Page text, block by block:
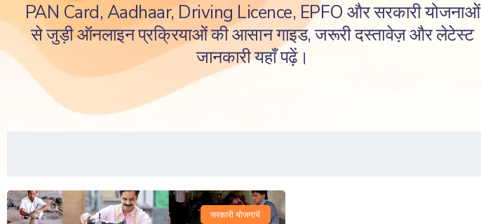
PAN Card, Aadhaar, Driving Licence, EPFO और सरकारी योजनाओं
से जुड़ी ऑनलाइन प्रक्रियाओं की आसान गाइड, जरूरी दस्तावेज़ और लेटेस्ट
जानकारी यहाँ पढ़ें।
सरकारी योजनायें